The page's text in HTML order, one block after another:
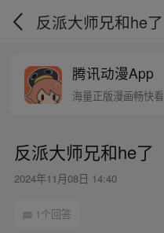
反派大师兄和he了
腾讯动漫App
海量正版漫画畅快看
反派大师兄和he了
2024年11月08日 14:40
1个回答